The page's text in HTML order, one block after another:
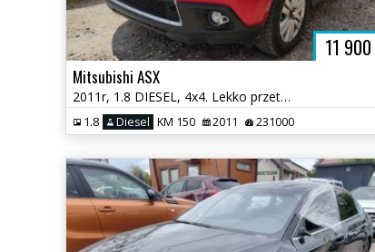
11 900
Mitsubishi ASX
2011r, 1.8 DIESEL, 4x4. Lekko przetarty prawy bok. Jeździ.
1.8 Diesel KM 150 2011 231000